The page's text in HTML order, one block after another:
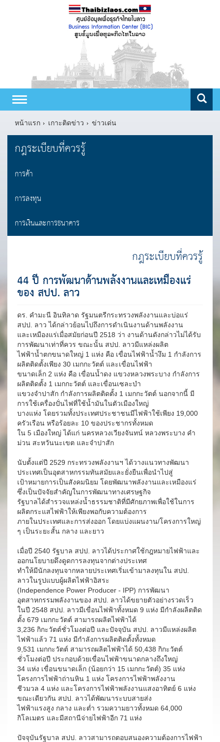
Toggle
navigation
หน้าแรก
เกาะติดข่าว ข่าวเด่น
กฎระเบียบที่ควรรู้
การค้า
การลงทุน
การเงินและการธนาคาร
กฎระเบียบที่ควรรู้
44 ปี การพัฒนาด้านพลังงานและเหมืองแร่
ของ สปป. ลาว
ดร. คำมะนี อินทิลาด รัฐมนตรีกระทรวงพลังงานและบ่อแร่
สปป. ลาว ได้กล่าวย้อนไปถึงการดำเนินงานด้านพลังงาน
และเหมืองแร่เมื่อสมัยก่อนปี 2518 ว่า งานด้านดังกล่าวไม่ได้รับ
การพัฒนาเท่าที่ควร ขณะนั้น สปป. ลาวมีแหล่งผลิต
ไฟฟ้าน้ำตกขนาดใหญ่ 1 แห่ง คือ เขื่อนไฟฟ้าน้ำงึม 1 กำลังการ
ผลิตติดตั้งเพียง 30 เมกกะวัตต์ และเขื่อนไฟฟ้า
ขนาดเล็ก 2 แห่ง คือ เขื่อนน้ำดง แขวงหลวงพระบาง กำลังการ
ผลิตติดตั้ง 1 เมกกะวัตต์ และเขื่อนเซละบำ
แขวงจำปาสัก กำลังการผลิตติดตั้ง 1 เมกกะวัตต์ นอกจากนี้ มี
การใช้เครื่องปั่นไฟที่ใช้น้ำมันในตัวเมืองใหญ่
บางแห่ง โดยรวมทั้งประเทศประชาชนมีไฟฟ้าใช้เพียง 19,000
ครัวเรือน หรือร้อยละ 10 ของประชากรทั้งหมด
ใน 5 เมืองใหญ่ ได้แก่ นครหลวงเวียงจันทน์ หลวงพระบาง คำ
ม่วน สะหวันนะเขต และจำปาสัก
นับตั้งแต่ปี 2529 กระทรวงพลังงานฯ ได้วางแนวทางพัฒนา
ประเทศเป็นอุตสาหกรรมทันสมัยและยั่งยืนเพื่อนำไปสู่
เป้าหมายการเป็นสังคมนิยม โดยพัฒนาพลังงานและเหมืองแร่
ซึ่งเป็นปัจจัยสำคัญในการพัฒนาทางเศรษฐกิจ
รัฐบาลได้สำรวจแหล่งน้ำธรรมชาติที่มีศักยภาพเพื่อใช้ในการ
ผลิตกระแสไฟฟ้าให้เพียงพอกับความต้องการ
ภายในประเทศและการส่งออก โดยแบ่งแผนงาน/โครงการใหญ่
ๆ เป็นระยะสั้น กลาง และยาว
เมื่อปี 2540 รัฐบาล สปป. ลาวได้ประกาศใช้กฎหมายไฟฟ้าและ
ออกนโยบายดึงดูดการลงทุนจากต่างประเทศ
ทำให้มีนักลงทุนจากหลายประเทศเริ่มเข้ามาลงทุนใน สปป.
ลาวในรูปแบบผู้ผลิตไฟฟ้าอิสระ
(Independence Power Producer - IPP) การพัฒนา
อุตสาหกรรมพลังงานของ สปป. ลาวได้ขยายตัวอย่างรวดเร็ว
ในปี 2548 สปป. ลาวมีเขื่อนไฟฟ้าทั้งหมด 9 แห่ง มีกำลังผลิตติด
ตั้ง 679 เมกกะวัตต์ สามารถผลิตไฟฟ้าได้
3,236 กิกะวัตต์ชั่วโมงต่อปี และปัจจุบัน สปป. ลาวมีแหล่งผลิต
ไฟฟ้าแล้ว 71 แห่ง มีกำลังการผลิตติดตั้งทั้งหมด
9,531 เมกกะวัตต์ สามารถผลิตไฟฟ้าได้ 50,438 กิกะวัตต์
ชั่วโมงต่อปี ประกอบด้วยเขื่อนไฟฟ้าขนาดกลางถึงใหญ่
34 แห่ง เขื่อนขนาดเล็ก (น้อยกว่า 15 เมกกะวัตต์) 35 แห่ง
โครงการไฟฟ้าถ่านหิน 1 แห่ง โครงการไฟฟ้าพลังงาน
ชีวมวล 4 แห่ง และโครงการไฟฟ้าพลังงานแสงอาทิตย์ 6 แห่ง
ขณะเดียวกัน สปป. ลาวได้พัฒนาระบบสายส่ง
ไฟฟ้าแรงสูง กลาง และต่ำ รวมความยาวทั้งหมด 64,000
กิโลเมตร และมีสถานีจ่ายไฟฟ้าอีก 71 แห่ง
ปัจจุบันรัฐบาล สปป. ลาวสามารถตอบสนองความต้องการไฟฟ้า